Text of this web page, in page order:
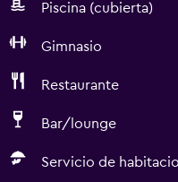
Piscina (cubierta)
Gimnasio
Restaurante
Bar/lounge
Servicio de